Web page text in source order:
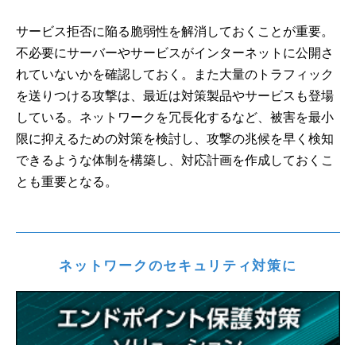
サービス拒否に陥る脆弱性を解消しておくことが重要。
不必要にサーバーやサービスがインターネットに公開さ
れていないかを確認しておく。また大量のトラフィック
を送りつける攻撃は、最近は対策製品やサービスも登場
している。ネットワークを冗長化するなど、被害を最小
限に抑えるための対策を検討し、攻撃の兆候を早く検知
できるような体制を構築し、対応計画を作成しておくこ
とも重要となる。
ネットワークのセキュリティ対策に